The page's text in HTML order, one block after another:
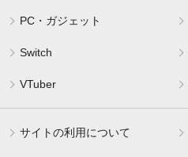
PC・ガジェット
Switch
VTuber
サイトの利用について